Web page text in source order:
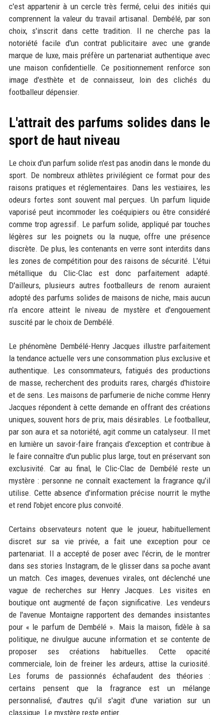
c'est appartenir à un cercle très fermé, celui des initiés qui
comprennent la valeur du travail artisanal. Dembélé, par son
choix, s'inscrit dans cette tradition. Il ne cherche pas la
notoriété facile d'un contrat publicitaire avec une grande
marque de luxe, mais préfère un partenariat authentique avec
une maison confidentielle. Ce positionnement renforce son
image d'esthète et de connaisseur, loin des clichés du
footballeur dépensier.
L'attrait des parfums solides dans le
sport de haut niveau
Le choix d'un parfum solide n'est pas anodin dans le monde du
sport. De nombreux athlètes privilégient ce format pour des
raisons pratiques et réglementaires. Dans les vestiaires, les
odeurs fortes sont souvent mal perçues. Un parfum liquide
vaporisé peut incommoder les coéquipiers ou être considéré
comme trop agressif. Le parfum solide, appliqué par touches
légères sur les poignets ou la nuque, offre une présence
discrète. De plus, les contenants en verre sont interdits dans
les zones de compétition pour des raisons de sécurité. L'étui
métallique du Clic-Clac est donc parfaitement adapté.
D'ailleurs, plusieurs autres footballeurs de renom auraient
adopté des parfums solides de maisons de niche, mais aucun
n'a encore atteint le niveau de mystère et d'engouement
suscité par le choix de Dembélé.
Le phénomène Dembélé-Henry Jacques illustre parfaitement
la tendance actuelle vers une consommation plus exclusive et
authentique. Les consommateurs, fatigués des productions
de masse, recherchent des produits rares, chargés d'histoire
et de sens. Les maisons de parfumerie de niche comme Henry
Jacques répondent à cette demande en offrant des créations
uniques, souvent hors de prix, mais désirables. Le footballeur,
par son aura et sa notoriété, agit comme un catalyseur. Il met
en lumière un savoir-faire français d'exception et contribue à
le faire connaître d'un public plus large, tout en préservant son
exclusivité. Car au final, le Clic-Clac de Dembélé reste un
mystère : personne ne connaît exactement la fragrance qu'il
utilise. Cette absence d'information précise nourrit le mythe
et rend l'objet encore plus convoité.
Certains observateurs notent que le joueur, habituellement
discret sur sa vie privée, a fait une exception pour ce
partenariat. Il a accepté de poser avec l'écrin, de le montrer
dans ses stories Instagram, de le glisser dans sa poche avant
un match. Ces images, devenues virales, ont déclenché une
vague de recherches sur Henry Jacques. Les visites en
boutique ont augmenté de façon significative. Les vendeurs
de l'avenue Montaigne rapportent des demandes insistantes
pour « le parfum de Dembélé ». Mais la maison, fidèle à sa
politique, ne divulgue aucune information et se contente de
proposer ses créations habituelles. Cette opacité
commerciale, loin de freiner les ardeurs, attise la curiosité.
Les forums de passionnés échafaudent des théories :
certains pensent que la fragrance est un mélange
personnalisé, d'autres qu'il s'agit d'une variation sur un
classique. Le mystère reste entier.